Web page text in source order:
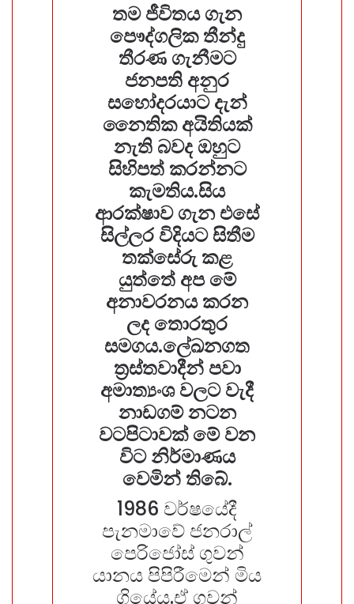
තම ජීවිතය ගැන
පෞද්ගලික තීන්දු
තීරණ ගැනීමට
ජනපති අනුර
සහෝදරයාට දැන්
නෛතික අයිතියක්
නැති බවද ඔහුට
සිහිපත් කරන්නට
කැමතිය.සිය
ආරක්ෂාව ගැන එසේ
සිල්ලර විදියට සිතීම
තක්සේරු කළ
යුත්තේ අප මේ
අනාවරනය කරන
ලද තොරතුර
සමගය.ලේඛනගත
ත්‍රස්තවාදීන් පවා
අමාත්‍යංශ වලට වැදී
නාඩගම් නටන
වටපිටාවක් මේ වන
විට නිර්මාණය
වෙමින් තිබේ.
1986 වර්ෂයේදී
පැනමාවේ ජනරාල්
පෙරිජෝස් ගුවන්
යානය පිපිරීමෙන් මිය
ගියේය.ඒ ගුවන්